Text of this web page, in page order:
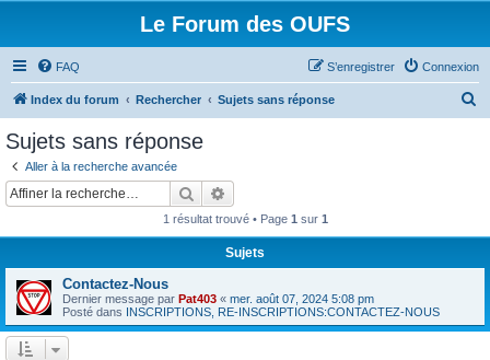
Le Forum des OUFS
FAQ Connexion
S’enregistrer
Index du forum Rechercher Sujets sans réponse
r
Sujets sans réponse
Aller à la recherche avancée
Rechercher
1 résultat trouvé • Page 1 sur 1
Sujets
Contactez-Nous
Dernier message par Pat403 « mer. août 07, 2024 5:08 pm
Posté dans INSCRIPTIONS, RE-INSCRIPTIONS:CONTACTEZ-NOUS